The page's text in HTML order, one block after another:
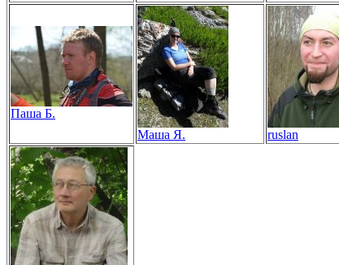
Паша Б.
Маша Я.
ruslan